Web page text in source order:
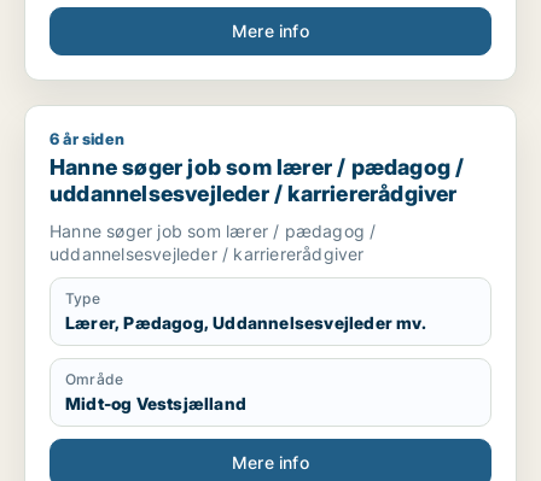
Mere info
Hanne søger job som lærer / pædagog /
6 år siden
Hanne søger job som lærer / pædagog /
uddannelsesvejleder / karriererådgiver
Hanne søger job som lærer / pædagog /
uddannelsesvejleder / karriererådgiver
Type
Lærer, Pædagog, Uddannelsesvejleder mv.
Område
Midt-og Vestsjælland
Mere info